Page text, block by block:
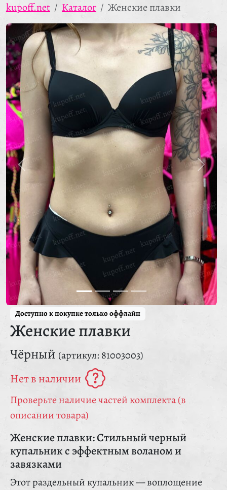
kupoff.net Каталог Женские плавки
Доступно к покупке только оффлайн
Женские плавки
Чёрный (артикул: 81003003)
Нет в наличии
Проверьте наличие частей комплекта (в
описании товара)
Женские плавки: Стильный черный
купальник с эффектным воланом и
завязками
Этот раздельный купальник — воплощение